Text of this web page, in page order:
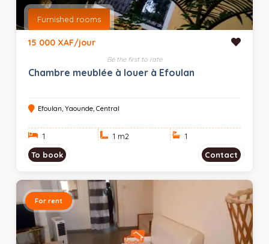
Furnished rooms
15 000 XAF/jour
Be the first to rate
Chambre meublée à louer à Efoulan
Efoulan, Yaounde, Central
1 1 m2
1
To book
Contact
For rent